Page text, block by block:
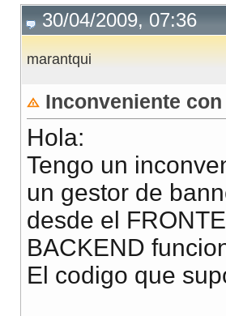
30/04/2009, 07:36
marantqui
Inconveniente con
Hola:
Tengo un
un gestor de
desde el
BACKEND
El codigo que